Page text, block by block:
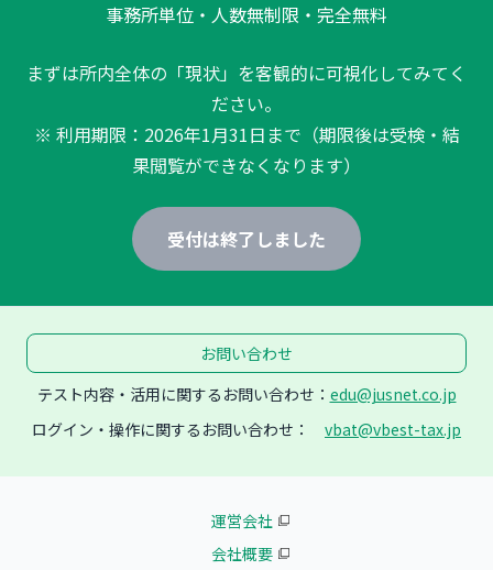
事務所単位・人数無制限・完全無料
まずは所内全体の「現状」を客観的に可視化してみてく
ださい。
※ 利用期限：2026年1月31日まで（期限後は受検・結
果閲覧ができなくなります）
受付は終了しました
お問い合わせ
テスト内容・活用に関するお問い合わせ： edu@jusnet.co.jp
ログイン・操作に関するお問い合わせ： vbat@vbest-tax.jp
運営会社
会社概要